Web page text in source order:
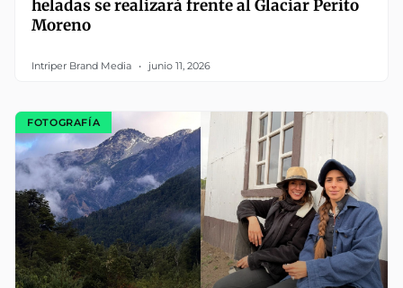
heladas se realizará frente al Glaciar Perito
Moreno
Intriper Brand Media junio 11, 2026
FOTOGRAFÍA